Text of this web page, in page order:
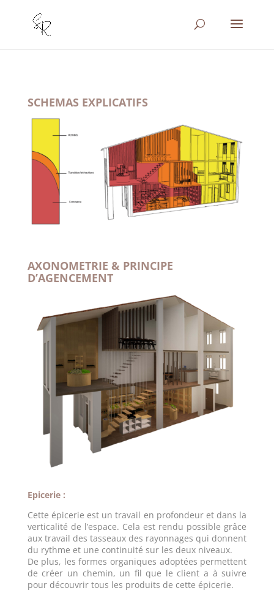
SCHEMAS EXPLICATIFS
AXONOMETRIE & PRINCIPE
D’AGENCEMENT
Epicerie :
Cette épicerie est un travail en profondeur et dans la
verticalité de l’espace. Cela est rendu possible grâce
aux travail des tasseaux des rayonnages qui donnent
du rythme et une continuité sur les deux niveaux.
De plus, les formes organiques adoptées permettent
de créer un chemin, un fil que le client a à suivre
pour découvrir tous les produits de cette épicerie.